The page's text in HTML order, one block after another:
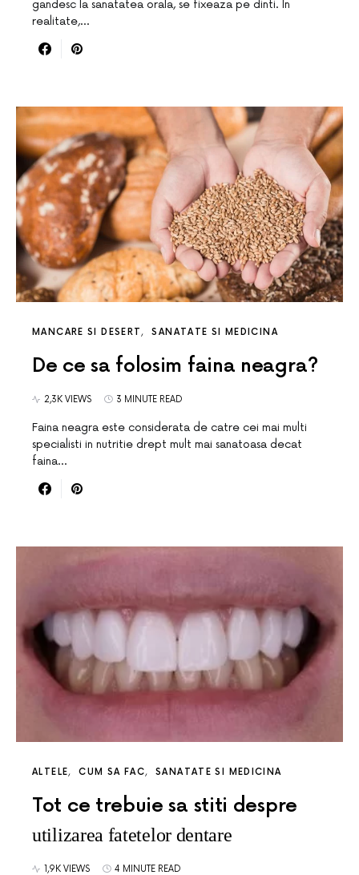
gandesc la sanatatea orala, se fixeaza pe dinti. In
realitate,…
MANCARE SI DESERT SANATATE SI MEDICINA
De ce sa folosim faina neagra?
2,3K VIEWS 3 MINUTE READ
Faina neagra este considerata de catre cei mai multi
specialisti in nutritie drept mult mai sanatoasa decat
faina…
ALTELE CUM SA FAC SANATATE SI MEDICINA
Tot ce trebuie sa stiti despre
utilizarea fatetelor dentare
1,9K VIEWS 4 MINUTE READ